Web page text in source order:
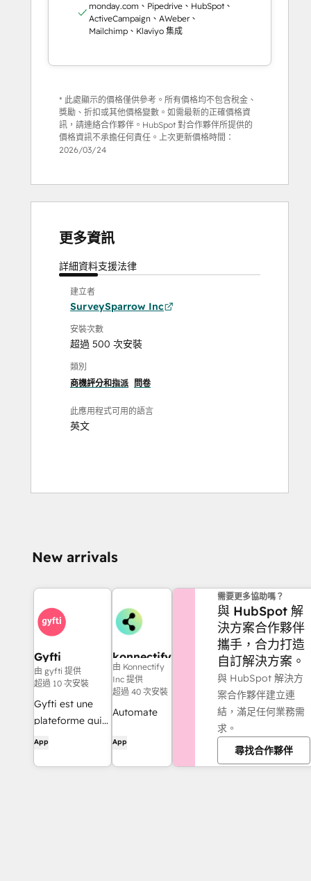
monday.com、Pipedrive、HubSpot、
ActiveCampaign、AWeber、
Mailchimp、Klaviyo 集成
* 此處顯示的價格僅供參考。所有價格均不包含稅金、
獎勵、折扣或其他價格變數。如需最新的正確價格資
訊，請連絡合作夥伴。HubSpot 對合作夥伴所提供的
價格資訊不承擔任何責任。上次更新價格時間：
2026/03/24
更多資訊
詳細資料支援法律
建立者
SurveySparrow Inc
安裝次數
超過 500 次安裝
類別
商機評分和指派
問卷
此應用程式可用的語言
英文
New arrivals
Gyfti
由 gyfti 提供
超過 10 次安裝
Gyfti est une
plateforme qui
transforme
moteur
App
konnectify
由 Konnectify
Inc 提供
超過 40 次安裝
Automate
HubSpot to
1000+ apps
App
需要更多協助嗎？
與 HubSpot 解
決方案合作夥伴
攜手，合力打造
自訂解決方案。
與 HubSpot 解決方
案合作夥伴建立連
結，滿足任何業務需
求。
尋找合作夥伴